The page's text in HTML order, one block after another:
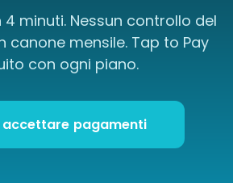
4 minuti. Nessun controllo del
canone mensile. Tap to Pay
con ogni piano.
accettare pagamenti